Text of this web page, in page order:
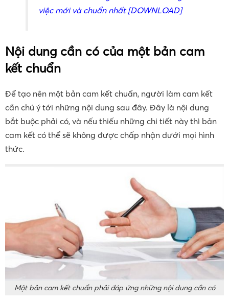
việc mới và chuẩn nhất [DOWNLOAD]
Nội dung cần có của một bản cam
kết chuẩn
Để tạo nên một bản cam kết chuẩn, người làm cam kết
cần chú ý tới những nội dung sau đây. Đây là nội dung
bắt buộc phải có, và nếu thiếu những chi tiết này thì bản
cam kết có thể sẽ không được chấp nhận dưới mọi hình
thức.
Một bản cam kết chuẩn phải đáp ứng những nội dung cần có